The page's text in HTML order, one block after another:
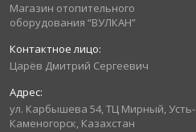
Магазин отопительного
оборудования “ВУЛКАН”
Царёв Дмитрий Сергеевич
ул. Карбышева 54, ТЦ Мирный, Усть-
Каменогорск, Казахстан